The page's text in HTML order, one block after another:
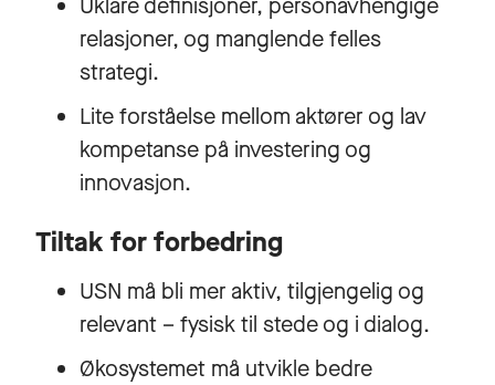
relasjoner, og manglende felles
strategi.
Lite forståelse mellom aktører og lav
kompetanse på investering og
innovasjon.
Tiltak for forbedring
USN må bli mer aktiv, tilgjengelig og
relevant – fysisk til stede og i dialog.
Økosystemet må utvikle bedre